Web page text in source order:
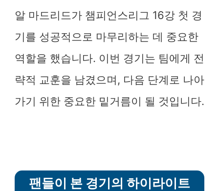
알 마드리드가 챔피언스리그 16강 첫 경
기를 성공적으로 마무리하는 데 중요한
역할을 했습니다. 이번 경기는 팀에게 전
략적 교훈을 남겼으며, 다음 단계로 나아
가기 위한 중요한 밑거름이 될 것입니다.
팬들이 본 경기의 하이라이트